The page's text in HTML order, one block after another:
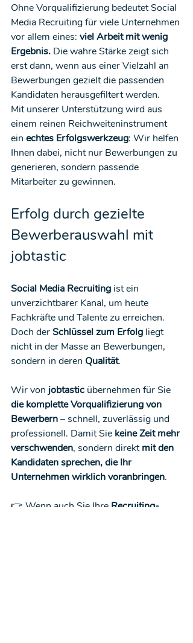
Ohne Vorqualifizierung bedeutet Social
Media Recruiting für viele Unternehmen
vor allem eines: viel Arbeit mit wenig
Ergebnis. Die wahre Stärke zeigt sich
erst dann, wenn aus einer Vielzahl an
Bewerbungen gezielt die passenden
Kandidaten herausgefiltert werden.
Mit unserer Unterstützung wird aus
einem reinen Reichweiteninstrument
ein echtes Erfolgswerkzeug: Wir helfen
Ihnen dabei, nicht nur Bewerbungen zu
generieren, sondern passende
Mitarbeiter zu gewinnen.
Erfolg durch gezielte
Bewerberauswahl mit
jobtastic
Social Media Recruiting ist ein
unverzichtbarer Kanal, um heute
Fachkräfte und Talente zu erreichen.
Doch der Schlüssel zum Erfolg liegt
nicht in der Masse an Bewerbungen,
sondern in deren Qualität.
Wir von jobtastic übernehmen für Sie
die komplette Vorqualifizierung von
Bewerbern – schnell, zuverlässig und
professionell. Damit Sie keine Zeit mehr
verschwenden, sondern direkt mit den
Kandidaten sprechen, die Ihr
Unternehmen wirklich voranbringen.
👉 Wenn auch Sie Ihre Recruiting-